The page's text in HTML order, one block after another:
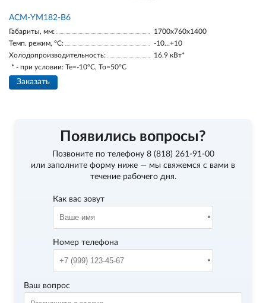
АСМ-YM182-В6
Габариты, мм:
1700х760х1400
Темп. режим, °С:
-10…+10
Холодопроизводительность:
16.9 кВт*
* - при условии: Te=-10ºC, To=50ºC
Заказать
Появились вопросы?
Позвоните по телефону 8 (818) 261-91-00
или заполните форму ниже — мы свяжемся с вами в
течение рабочего дня.
Как вас зовут
Номер телефона
Ваш вопрос